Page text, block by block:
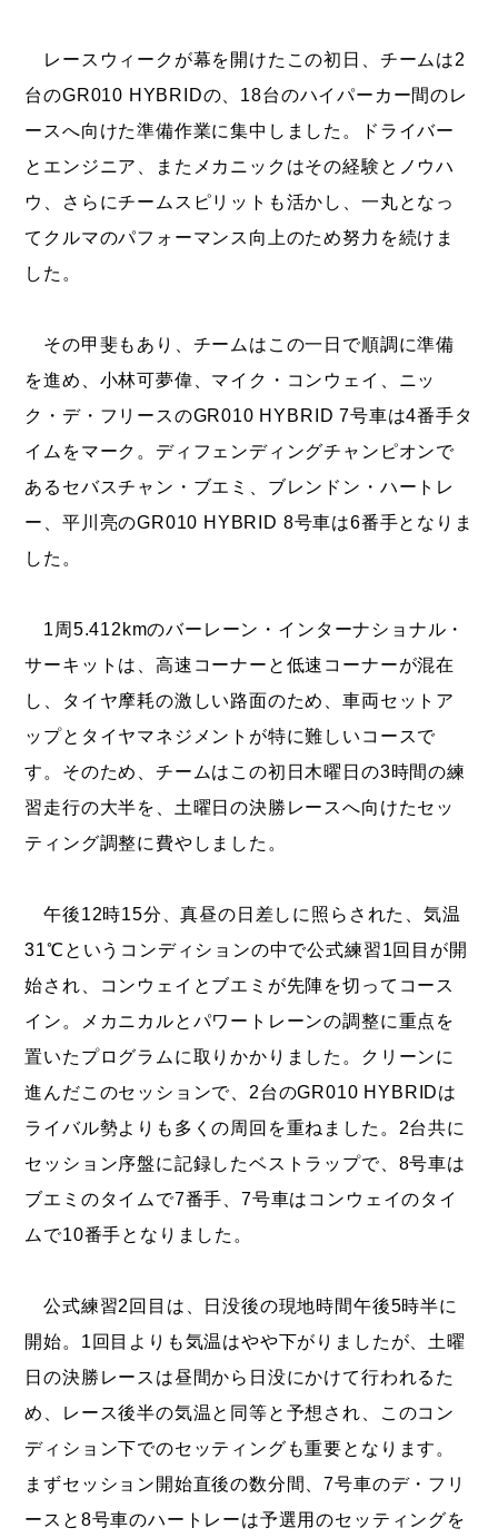
レースウィークが幕を開けたこの初日、チームは2
台のGR010 HYBRIDの、18台のハイパーカー間のレ
ースへ向けた準備作業に集中しました。ドライバー
とエンジニア、またメカニックはその経験とノウハ
ウ、さらにチームスピリットも活かし、一丸となっ
てクルマのパフォーマンス向上のため努力を続けま
した。
その甲斐もあり、チームはこの一日で順調に準備
を進め、小林可夢偉、マイク・コンウェイ、ニッ
ク・デ・フリースのGR010 HYBRID 7号車は4番手タ
イムをマーク。ディフェンディングチャンピオンで
あるセバスチャン・ブエミ、ブレンドン・ハートレ
ー、平川亮のGR010 HYBRID 8号車は6番手となりま
した。
1周5.412kmのバーレーン・インターナショナル・
サーキットは、高速コーナーと低速コーナーが混在
し、タイヤ摩耗の激しい路面のため、車両セットア
ップとタイヤマネジメントが特に難しいコースで
す。そのため、チームはこの初日木曜日の3時間の練
習走行の大半を、土曜日の決勝レースへ向けたセッ
ティング調整に費やしました。
午後12時15分、真昼の日差しに照らされた、気温
31℃というコンディションの中で公式練習1回目が開
始され、コンウェイとブエミが先陣を切ってコース
イン。メカニカルとパワートレーンの調整に重点を
置いたプログラムに取りかかりました。クリーンに
進んだこのセッションで、2台のGR010 HYBRIDは
ライバル勢よりも多くの周回を重ねました。2台共に
セッション序盤に記録したベストラップで、8号車は
ブエミのタイムで7番手、7号車はコンウェイのタイ
ムで10番手となりました。
公式練習2回目は、日没後の現地時間午後5時半に
開始。1回目よりも気温はやや下がりましたが、土曜
日の決勝レースは昼間から日没にかけて行われるた
め、レース後半の気温と同等と予想され、このコン
ディション下でのセッティングも重要となります。
まずセッション開始直後の数分間、7号車のデ・フリ
ースと8号車のハートレーは予選用のセッティングを